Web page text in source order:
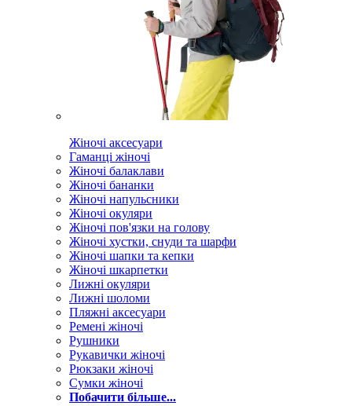
Жіночі аксесуари
Гаманці жіночі
Жіночі балаклави
Жіночі бананки
Жіночі напульсники
Жіночі окуляри
Жіночі пов'язки на голову
Жіночі хустки, снуди та шарфи
Жіночі шапки та кепки
Жіночі шкарпетки
Лижні окуляри
Лижні шоломи
Пляжні аксесуари
Ремені жіночі
Рушники
Рукавички жіночі
Рюкзаки жіночі
Сумки жіночі
Побачити більше...